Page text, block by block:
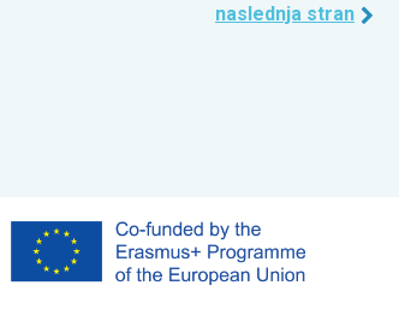
naslednja stran